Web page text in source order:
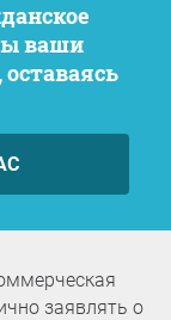
ваши
заявлять о